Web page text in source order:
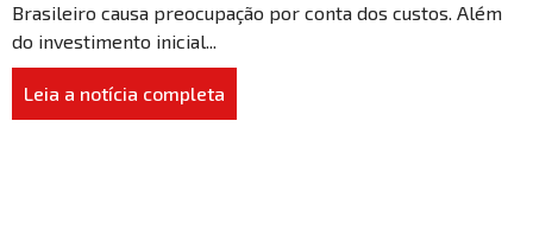
Brasileiro causa preocupação por conta dos custos. Além
do investimento inicial...
Leia a notícia completa